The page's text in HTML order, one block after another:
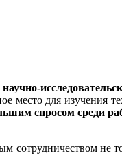
место для изучения
спросом среди
сотрудничеством не